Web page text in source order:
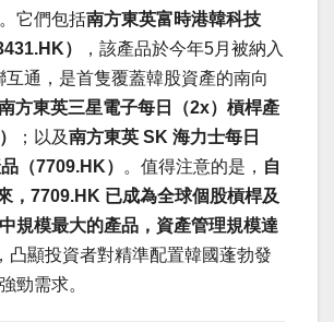
它們包括南方東英富時港韓科技
）
，該產品於今年5月被納入
互通，是首隻覆蓋韓股資產的南向
方東英三星電子每日（2x）槓桿產
） ；以及南方東英 SK 海力士每日
（7709.HK） 。值得注意的是， 自
， 7709.HK 已成為全球個股槓桿及
規模最大的產品，資產管理規模達
，凸顯投資者對精準配置韓國蓬勃發
勁需求。